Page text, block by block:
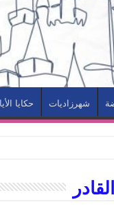
شهرزاديات حكايا